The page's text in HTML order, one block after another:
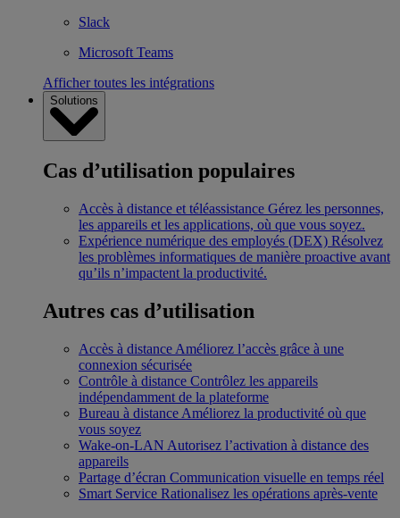
Slack
Microsoft Teams
Afficher toutes les intégrations
Solutions
Cas d’utilisation populaires
Accès à distance et téléassistance Gérez les personnes,
les appareils et les applications, où que vous soyez.
Expérience numérique des employés (DEX) Résolvez
les problèmes informatiques de manière proactive avant
qu’ils n’impactent la productivité.
Autres cas d’utilisation
Accès à distance Améliorez l’accès grâce à une
connexion sécurisée
Contrôle à distance Contrôlez les appareils
indépendamment de la plateforme
Bureau à distance Améliorez la productivité où que
vous soyez
Wake-on-LAN Autorisez l’activation à distance des
appareils
Partage d’écran Communication visuelle en temps réel
Smart Service Rationalisez les opérations après-vente